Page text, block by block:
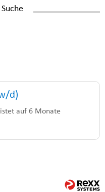
d)
auf 6 Monate